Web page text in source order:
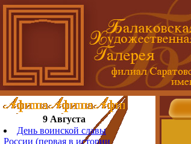
9 Августа
День воинской славы
России (первая в истории